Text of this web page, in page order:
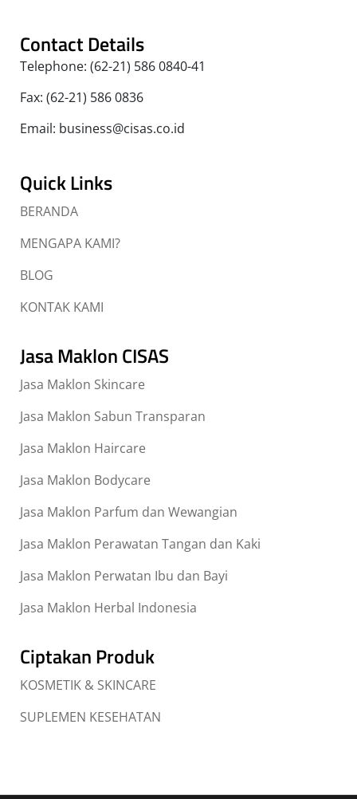
Contact Details
Telephone: (62-21) 586 0840-41
Fax: (62-21) 586 0836
Email: business@cisas.co.id
Quick Links
BERANDA
MENGAPA KAMI?
BLOG
KONTAK KAMI
Jasa Maklon CISAS
Jasa Maklon Skincare
Jasa Maklon Sabun Transparan
Jasa Maklon Haircare
Jasa Maklon Bodycare
Jasa Maklon Parfum dan Wewangian
Jasa Maklon Perawatan Tangan dan Kaki
Jasa Maklon Perwatan Ibu dan Bayi
Jasa Maklon Herbal Indonesia
Ciptakan Produk
KOSMETIK & SKINCARE
SUPLEMEN KESEHATAN